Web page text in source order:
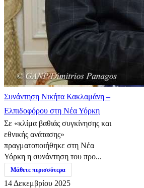
Συνάντηση Νικήτα Κακλαμάνη –
Ελπιδοφόρου στη Νέα Υόρκη
Σε «κλίμα βαθιάς συγκίνησης και
εθνικής ανάτασης»
πραγματοποιήθηκε στη Νέα
Υόρκη η συνάντηση του προ...
Μάθετε περισσότερα
14 Δεκεμβρίου 2025